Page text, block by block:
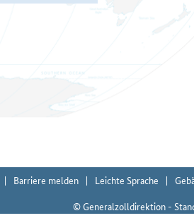
Barriere melden Leichte Sprache
© Generalzolldirektion -